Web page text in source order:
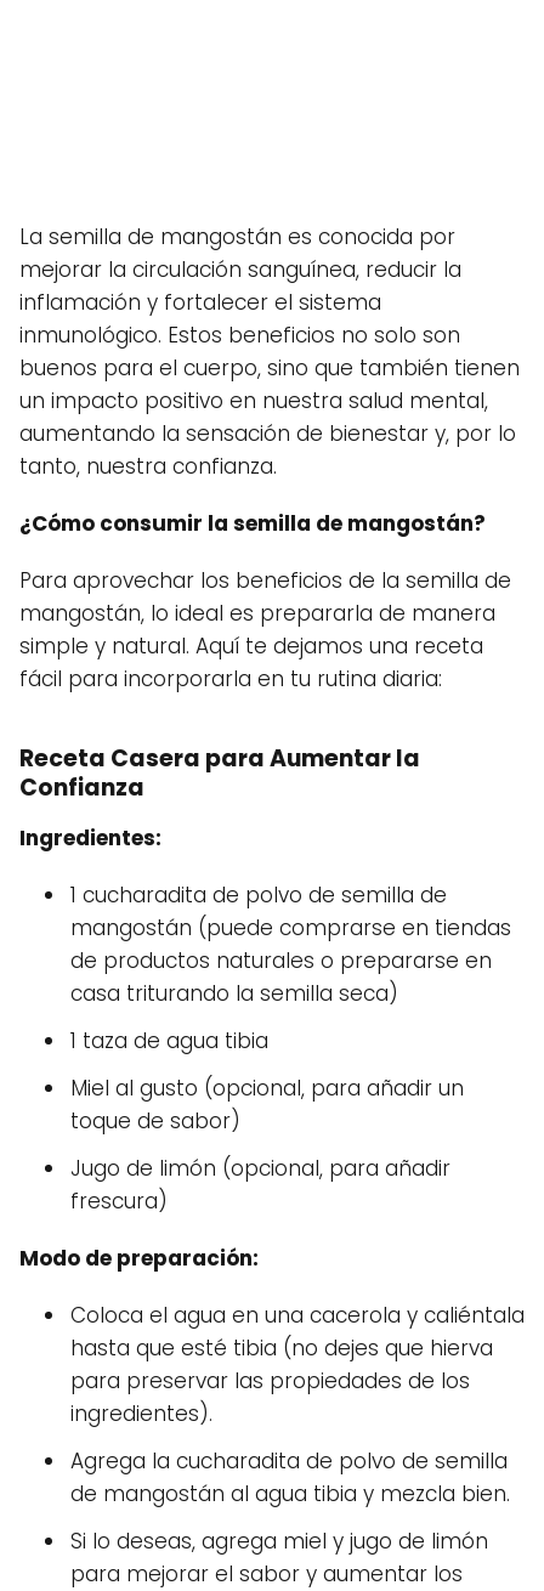
La semilla de mangostán es conocida por
mejorar la circulación sanguínea, reducir la
inflamación y fortalecer el sistema
inmunológico. Estos beneficios no solo son
buenos para el cuerpo, sino que también tienen
un impacto positivo en nuestra salud mental,
aumentando la sensación de bienestar y, por lo
tanto, nuestra confianza.
¿Cómo consumir la semilla de mangostán?
Para aprovechar los beneficios de la semilla de
mangostán, lo ideal es prepararla de manera
simple y natural. Aquí te dejamos una receta
fácil para incorporarla en tu rutina diaria:
Receta Casera para Aumentar la
Confianza
Ingredientes:
1 cucharadita de polvo de semilla de
mangostán (puede comprarse en tiendas
de productos naturales o prepararse en
casa triturando la semilla seca)
1 taza de agua tibia
Miel al gusto (opcional, para añadir un
toque de sabor)
Jugo de limón (opcional, para añadir
frescura)
Modo de preparación:
Coloca el agua en una cacerola y caliéntala
hasta que esté tibia (no dejes que hierva
para preservar las propiedades de los
ingredientes).
Agrega la cucharadita de polvo de semilla
de mangostán al agua tibia y mezcla bien.
Si lo deseas, agrega miel y jugo de limón
para mejorar el sabor y aumentar los